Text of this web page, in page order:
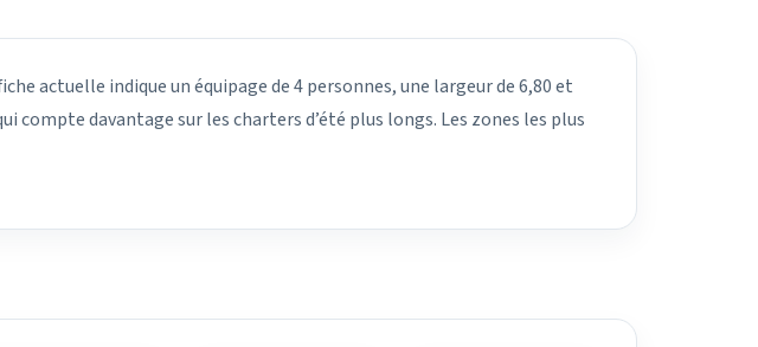
actuelle indique un équipage de 4 personnes, une largeur de 6,80 et
davantage sur les charters d’été plus longs. Les zones les plus